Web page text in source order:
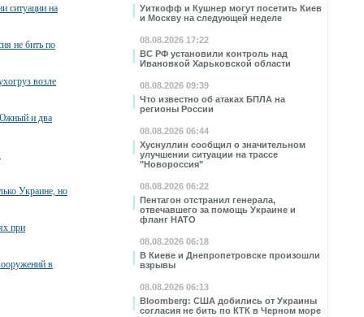
Уиткофф и Кушнер могут посетить Киев
и Москву на следующей неделе
08.08.2026 17:22
ВС РФ установили контроль над
Ивановкой Харьковской области
08.08.2026 09:39
Что известно об атаках БПЛА на
регионы России
08.08.2026 06:44
Хуснуллин сообщил о значительном
улучшении ситуации на трассе
"Новороссия"
08.08.2026 06:22
Пентагон отстранил генерала,
отвечавшего за помощь Украине и
фланг НАТО
08.08.2026 06:18
В Киеве и Днепропетровске произошли
взрывы
08.08.2026 06:13
Bloomberg: США добились от Украины
согласия не бить по КТК в Черном море
ситуации на
не бить по
возле
и два
Украине, но
при
в